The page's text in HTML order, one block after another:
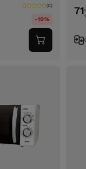
(0)
-10%
Adicionar
ao
71